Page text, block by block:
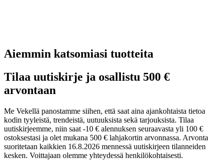
Aiemmin katsomiasi tuotteita
Tilaa uutiskirje ja osallistu 500 €
arvontaan
Me Vekellä panostamme siihen, että saat aina ajankohtaista tietoa
kodin tyyleistä, trendeistä, uutuuksista sekä tarjouksista. Tilaa
uutiskirjeemme, niin saat -10 € alennuksen seuraavasta yli 100 €
ostoksestasi ja olet mukana 500 € lahjakortin arvonnassa. Arvonta
suoritetaan kaikkien 16.8.2026 mennessä uutiskirjeen tilanneiden
kesken. Voittajaan olemme yhteydessä henkilökohtaisesti.